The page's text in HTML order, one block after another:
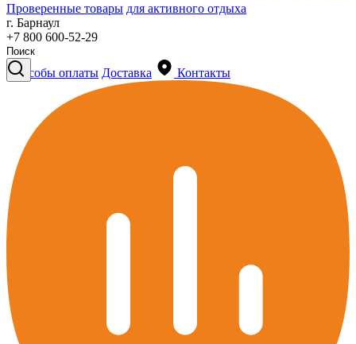
Проверенные товары для активного отдыха
г. Барнаул
+7 800 600-52-29
Способы оплаты Доставка Контакты